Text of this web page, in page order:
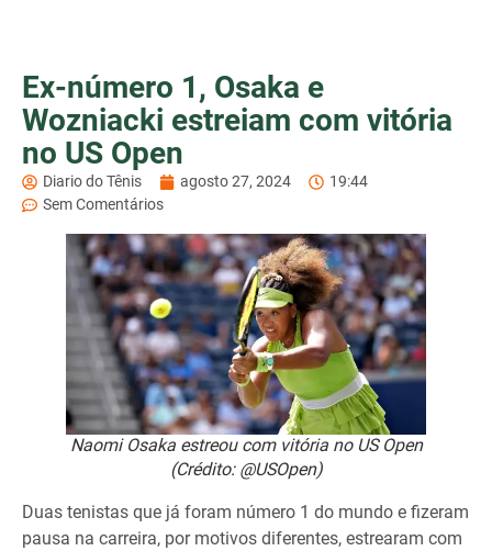
Ex-número 1, Osaka e
Wozniacki estreiam com vitória
no US Open
Diario do Tênis agosto 27, 2024
19:44
Sem Comentários
Naomi Osaka estreou com vitória no US Open
(Crédito: @USOpen)
Duas tenistas que já foram número 1 do mundo e fizeram
pausa na carreira, por motivos diferentes, estrearam com